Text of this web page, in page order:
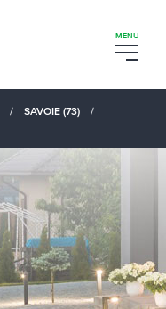
/ SAVOIE (73)
/